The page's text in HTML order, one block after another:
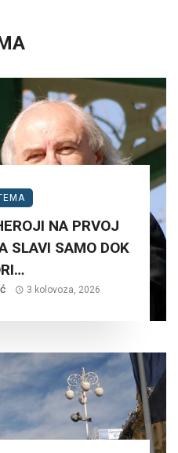
NA PRVOJ
SLAVI SAMO DOK
3 kolovoza, 2026